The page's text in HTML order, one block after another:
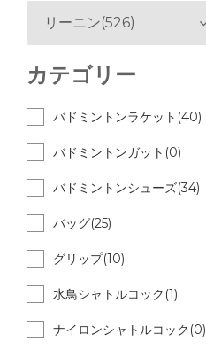
リーニン(526)
カテゴリー
バドミントンラケット(40)
バドミントンガット(0)
バドミントンシューズ(34)
バッグ(25)
グリップ(10)
水鳥シャトルコック(1)
ナイロンシャトルコック(0)